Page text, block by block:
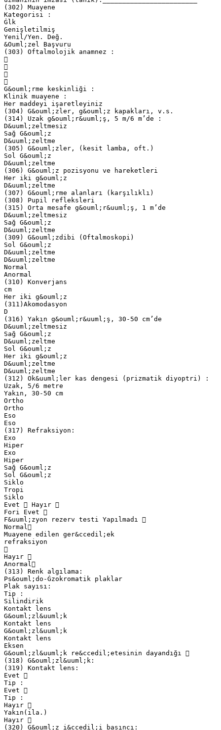
(302) Muayene
Kategorisi :
Ġlk
Genişletilmiş
Yenil/Yen. Değ.
&Ouml;zel Başvuru
(303) Oftalmolojik anamnez :




G&ouml;rme keskinliği :
Klinik muayene :
Her maddeyi işaretleyiniz
(304) G&ouml;zler, g&ouml;z kapakları, v.s.
(314) Uzak g&ouml;r&uuml;ş, 5 m/6 m’de :
D&uuml;zeltmesiz
Sağ G&ouml;z
D&uuml;zeltme
(305) G&ouml;zler, (kesit lamba, oft.)
Sol G&ouml;z
D&uuml;zeltme
(306) G&ouml;z pozisyonu ve hareketleri
Her iki g&ouml;z
D&uuml;zeltme
(307) G&ouml;rme alanları (karşılıklı)
(308) Pupil refleksleri
(315) Orta mesafe g&ouml;r&uuml;ş, 1 m’de
D&uuml;zeltmesiz
Sağ G&ouml;z
D&uuml;zeltme
(309) G&ouml;zdibi (Oftalmoskopi)
Sol G&ouml;z
D&uuml;zeltme
D&uuml;zeltme
Normal
Anormal
(310) Konverjans
cm
Her iki g&ouml;z
(311)Akomodasyon
D
(316) Yakın g&ouml;r&uuml;ş, 30-50 cm’de
D&uuml;zeltmesiz
Sağ G&ouml;z
D&uuml;zeltme
Sol G&ouml;z
Her iki g&ouml;z
D&uuml;zeltme
D&uuml;zeltme
(312) Ok&uuml;ler kas dengesi (prizmatik diyoptri) :
Uzak, 5/6 metre
Yakın, 30-50 cm
Ortho
Ortho
Eso
Eso
(317) Refraksiyon:
Exo
Hiper
Exo
Hiper
Sağ G&ouml;z
Sol G&ouml;z
Siklo
Tropi
Siklo
Evet  Hayır 
Fori Evet 
F&uuml;zyon rezerv testi Yapılmadı 
Normal
Muayene edilen ger&ccedil;ek
refraksiyon

Hayır 
Anormal
(313) Renk algılama:
Ps&ouml;do-Ġzokromatik plaklar
Plak sayısı:
Tip :
Silindirik
Kontakt lens
G&ouml;zl&uuml;k
Kontakt lens
G&ouml;zl&uuml;k
Kontakt lens
Eksen
G&ouml;zl&uuml;k re&ccedil;etesinin dayandığı 
(318) G&ouml;zl&uuml;k:
(319) Kontakt lens:
Evet 
Tip :
Evet 
Tip :
Hayır 
Yakın(ila.)
Hayır 
(320) G&ouml;z i&ccedil;i basıncı: